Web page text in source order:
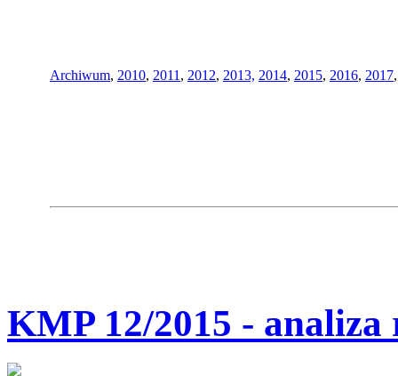
Archiwum, 2010, 2011 , 2012, 2013, 2014, 2015, 2016, 2017
KMP 12/2015 - analiza